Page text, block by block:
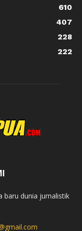
610
407
228
222
baru dunia jurnalistik